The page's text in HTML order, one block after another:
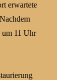
erwartete
um 11 Uhr